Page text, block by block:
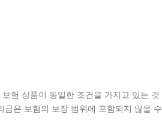
험 상품이 동일한 조건을 가지고 있는 것
은 보험의 보장 범위에 포함되지 않을 수